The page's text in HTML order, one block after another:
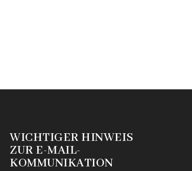
WICHTIGER HINWEIS
ZUR E-MAIL-
KOMMUNIKATION